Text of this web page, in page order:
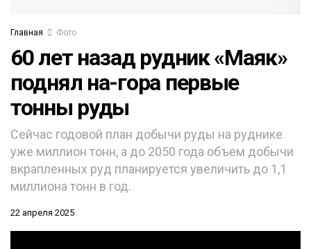
Главная Фото
60 лет назад рудник «Маяк»
поднял на-гора первые
тонны руды
Сейчас годовой план добычи руды на руднике
уже миллион тонн, а до 2050 года объем добычи
вкрапленных руд планируется увеличить до 1,1
миллиона тонн в год.
22 апреля 2025